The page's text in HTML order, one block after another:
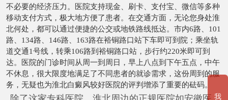
不必要的经济压力。医院支持现金、刷卡、支付宝、微信等多种
移动支付方式，极大地方便了患者。在交通方面，无论您身处淮
北何处，都可以通过便捷的公交或地铁路线抵达。市内6路、101
路、134路、146路、163路在裕铜路口站下车即可到院；乘坐轨
道交通1号线，转乘106路到裕铜路口站，步行约220米即可到
达。医院的门诊时间从周一到周日，早上八点到下午五点，中午
不休息，很大限度地满足了不同患者的就诊需求，这份周到的服
务，无疑也为淮北白癜风较好医院的评判增添了重要的砝码。
我